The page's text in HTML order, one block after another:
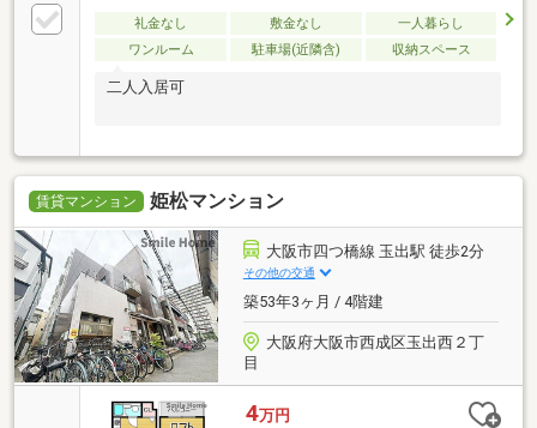
礼金なし 敷金なし
一人暮らし
ワンルーム
駐車場(近隣含) 収納スペース
二人入居可
賃貸マンション 姫松マンション
大阪市四つ橋線 玉出駅 徒歩2分
その他の交通
築53年3ヶ月 / 4階建
大阪府大阪市西成区玉出西２丁
目
4万円